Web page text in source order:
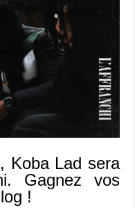
Koba Lad sera
Gagnez vos
!